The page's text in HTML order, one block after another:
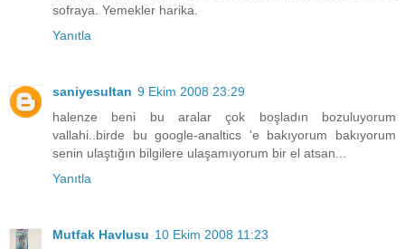
sofraya. Yemekler harika.
Yanıtla
saniyesultan 9 Ekim 2008 23:29
halenze beni bu aralar çok boşladın bozuluyorum
vallahi..birde bu google-analtics 'e bakıyorum bakıyorum
senin ulaştığın bilgilere ulaşamıyorum bir el atsan...
Yanıtla
Mutfak Havlusu 10 Ekim 2008 11:23